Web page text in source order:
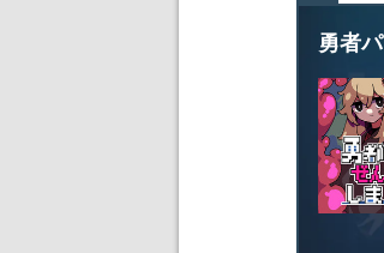
勇者